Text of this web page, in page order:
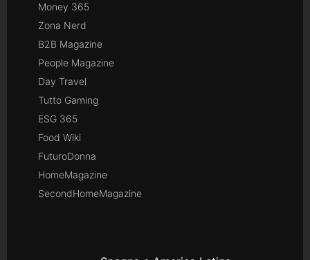
Money 365
Zona Nerd
B2B Magazine
People Magazine
Day Travel
Tutto Gaming
ESG 365
Food Wiki
FuturoDonna
HomeMagazine
SecondHomeMagazine